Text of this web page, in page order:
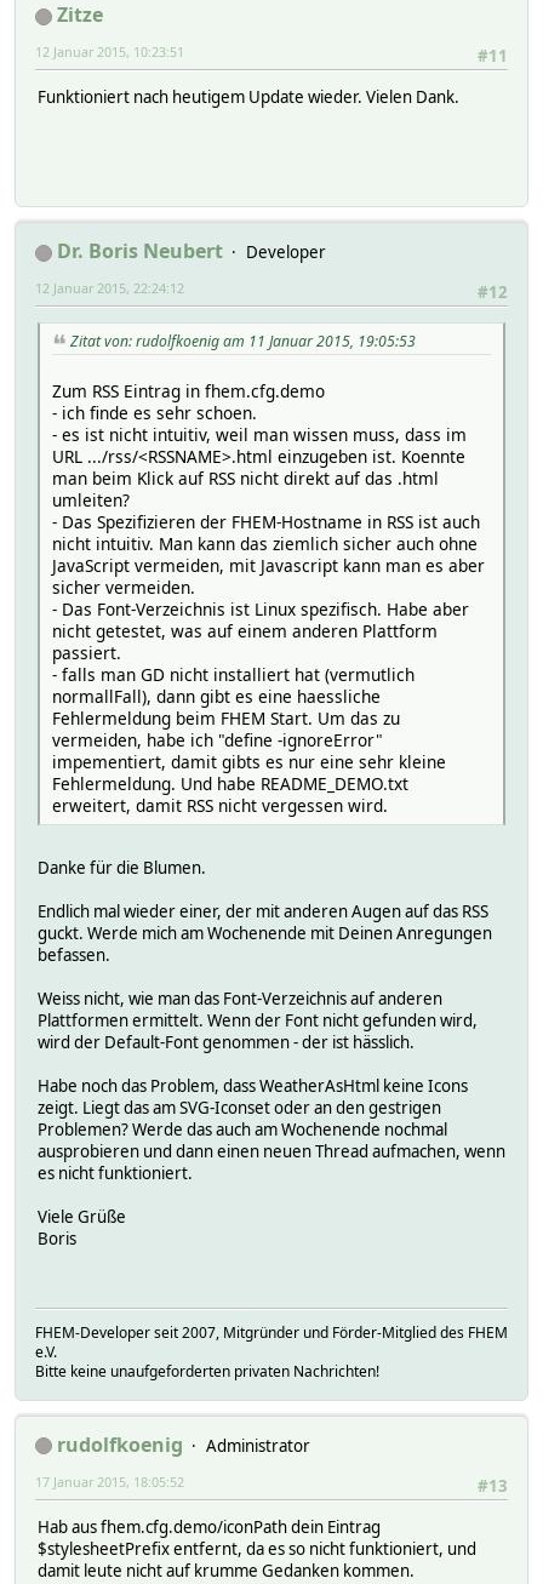
Zitze
#11
12 Januar 2015, 10:23:51
Funktioniert nach heutigem Update wieder. Vielen Dank.
Dr. Boris Neubert
Developer
#12
12 Januar 2015, 22:24:12
Zitat von: rudolfkoenig am 11 Januar 2015, 19:05:53
Zum RSS Eintrag in fhem.cfg.demo
- ich finde es sehr schoen.
- es ist nicht intuitiv, weil man wissen muss, dass im
URL .../rss/<RSSNAME>.html einzugeben ist. Koennte
man beim Klick auf RSS nicht direkt auf das .html
umleiten?
- Das Spezifizieren der FHEM-Hostname in RSS ist auch
nicht intuitiv. Man kann das ziemlich sicher auch ohne
JavaScript vermeiden, mit Javascript kann man es aber
sicher vermeiden.
- Das Font-Verzeichnis ist Linux spezifisch. Habe aber
nicht getestet, was auf einem anderen Plattform
passiert.
- falls man GD nicht installiert hat (vermutlich
normallFall), dann gibt es eine haessliche
Fehlermeldung beim FHEM Start. Um das zu
vermeiden, habe ich "define -ignoreError"
impementiert, damit gibts es nur eine sehr kleine
Fehlermeldung. Und habe README_DEMO.txt
erweitert, damit RSS nicht vergessen wird.
Danke für die Blumen.
Endlich mal wieder einer, der mit anderen Augen auf das RSS
guckt. Werde mich am Wochenende mit Deinen Anregungen
befassen.
Weiss nicht, wie man das Font-Verzeichnis auf anderen
Plattformen ermittelt. Wenn der Font nicht gefunden wird,
wird der Default-Font genommen - der ist hässlich.
Habe noch das Problem, dass WeatherAsHtml keine Icons
zeigt. Liegt das am SVG-Iconset oder an den gestrigen
Problemen? Werde das auch am Wochenende nochmal
ausprobieren und dann einen neuen Thread aufmachen, wenn
es nicht funktioniert.
Viele Grüße
Boris
FHEM-Developer seit 2007, Mitgründer und Förder-Mitglied des FHEM
e.V.
Bitte keine unaufgeforderten privaten Nachrichten!
rudolfkoenig
Administrator
#13
17 Januar 2015, 18:05:52
Hab aus fhem.cfg.demo/iconPath dein Eintrag
$stylesheetPrefix entfernt, da es so nicht funktioniert, und
damit leute nicht auf krumme Gedanken kommen.